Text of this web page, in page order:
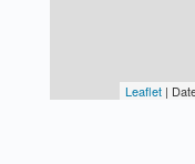
Leaflet |